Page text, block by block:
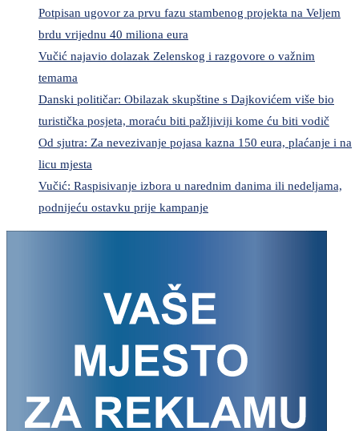
Potpisan ugovor za prvu fazu stambenog projekta na Veljem
brdu vrijednu 40 miliona eura
Vučić najavio dolazak Zelenskog i razgovore o važnim
temama
Danski političar: Obilazak skupštine s Dajkovićem više bio
turistička posjeta, moraću biti pažljiviji kome ću biti vodič
Od sjutra: Za nevezivanje pojasa kazna 150 eura, plaćanje i na
licu mjesta
Vučić: Raspisivanje izbora u narednim danima ili nedeljama,
podnijeću ostavku prije kampanje